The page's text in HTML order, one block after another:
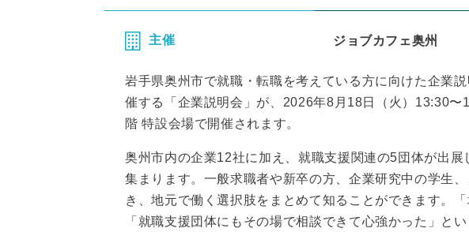
主催 ジョブカフェ奥州
岩手県奥州市で就職・転職を考えている方に向けた企業
催する「企業説明会」が、2026年8月18日（火）13:30〜
階 特設会場で開催されます。
奥州市内の企業12社に加え、就職支援関連の5団体が出
集まります。一般求職者や新卒の方、企業研究中の学生
き、地元で働く選択肢をまとめて知ることができます。
「就職支援団体にもその場で相談できて心強かった」と